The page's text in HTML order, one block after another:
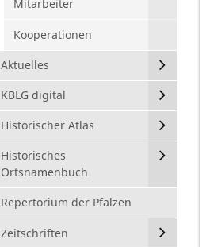
Mitarbeiter
Kooperationen
Aktuelles
KBLG digital
Historischer Atlas
Historisches
Ortsnamenbuch
Repertorium der Pfalzen
Zeitschriften